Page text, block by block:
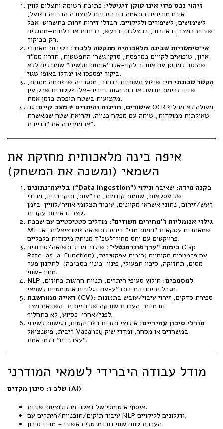
זיהוי נכס פיזי אינו טוקן דיגיטלי: כתובת רשומה ותצלום לווין
אינם מוכיחים התאמה בין הזכויות לתצורה הבנויה בפועל,
לשימושים, לשיפורים ולליקויים. הבדלי דירות זהות בתשריט-אבל
שונות במצב, באוורור, בהצללה, ברעש, בריחות או בלחות—מתגלים
רק בביקור.
אי־סימטריות שבינה מלאכותית מתקשה ללכוד: רטיבות מאחורי
ארון, שיפועים לקויים במרפסת, סדקי גשרי התפשטות, חדרון ממ"ד
שהוסב למחסן עם אוורור לקוי-אלו “אותות חלשים” שמודלים ללא
ביקור יפספסו או ימדלו באופן שגוי.
הֶקשר שכונתי חי: שיפוץ תשתיות ברחוב, מסגרייה שנפתחה מתחת,
שינוי זרימת תנועה או התנהגות דיירים-אלו פקטורים שרק עין
מקצועית בשטח תופסת בזמן אמת.
אישורים, חריגות והיתרים ≠ מצב קיים: גם OCR מעולה לא מחליף
שאילתות ממוקדות, שיחה עם מפקח בנייה, וקריאת שטח שמאשרת
או מפריכה את “הניירת”.
איפה בינה מלאכותית מחזקת את
השמאי (ומשנה את המשחק)
בליעת־נתונים (“Data Ingestion”) בקנה מידה: שאיבה וניקוי
של עסקאות, שומות קודמות, תב"עות, תיקי בניין, מודדי
רעש/זיהום, נתוני אשראי מקוונים, עיבוד תצלומי אוויר/לוויין-בזמן
קצר ובאיכות עקבית.
גילוי אנומליות ו”מחירים חשודים”: מודלים סטטיסטיים עם שכבת
ML שמאתרים עסקאות “חמות מדי” ביחס לתשואה פוטנציאלית, או
פרויקטים עם יחס מחיר־לשכ"ד מנותק מיסודות כלכליים.
כימות “ערך פונדמנטלי”: שילוב מודל תשואה/סיכונים (Cap
Rate-as-a-Function) עם פרמטרים מקומיים (ריבית אפקטיבית,
מסים, תחזוקה, סיכון תפעולי, פינוי-בינוי בסביבה)-לתקנון פער
מחיר-שווי.
NLP למסמכים: חילוץ סעיפי היתרים, תניות חריגות בחוזים,
מגבלות יחודיות בתב"ע-עם דגלונים אוטומטיים לשמאי.
ראייה ממוחשבת (CV): ספירת סדקים, זיהוי עיבוי/עובש בתמונות
תרמיות, הערכת שחיקה של חזיתות, השוואת מצב
לפני/אחרי-כסיוע, לא כתחליף.
מודלי סיכון עתידיים: אילוצי תזרים בפרויקטים, רגישות לשינוי
ריבית, פוטנציאל Vacancy במשרדים או מסחר, ומדדי שוק
“עצבניים” בזמן אמת.
מודל עבודה היברידי לשמאי המודרני
שלב 1: סינון מקדים (AI)
איסוף אוטומטי של דאטה מרזולוציות שונות.
עיבוד תיקים/תוכניות/היתרים עם NLP ודגלונים לליקויים.
הערכת טווח שווי פונדמנטלי ראשוני + מדדי סיכון.